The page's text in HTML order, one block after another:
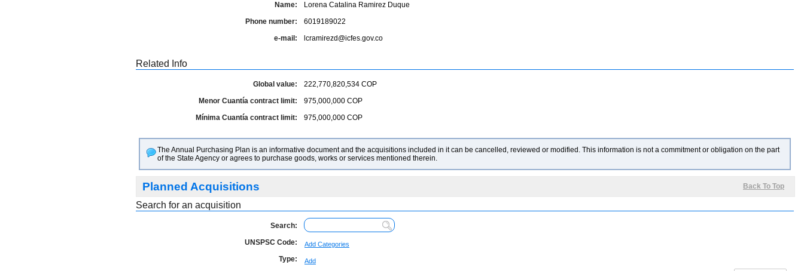
Name:
Lorena Catalina Ramirez Duque
Phone number:
6019189022
e-mail:
lcramirezd@icfes.gov.co
Related Info
Global value: 222,770,820,534 COP
Menor Cuantía contract limit:
975,000,000 COP
Mínima Cuantía contract limit:
975,000,000 COP
The Annual Purchasing Plan is an informative document and the acquisitions included in it can be cancelled, reviewed or modified. This information is not a commitment or obligation on the part
of the State Agency or agrees to purchase goods, works or services mentioned therein.
Planned Acquisitions Back To Top
Search for an acquisition
Search:
UNSPSC Code:
Add Categories
Type: Add